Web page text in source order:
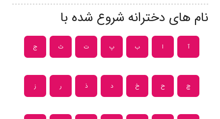
نام های دخترانه شروع شده با
آ ا ب پ ت ث ج
چ ح خ د ذ ر ز